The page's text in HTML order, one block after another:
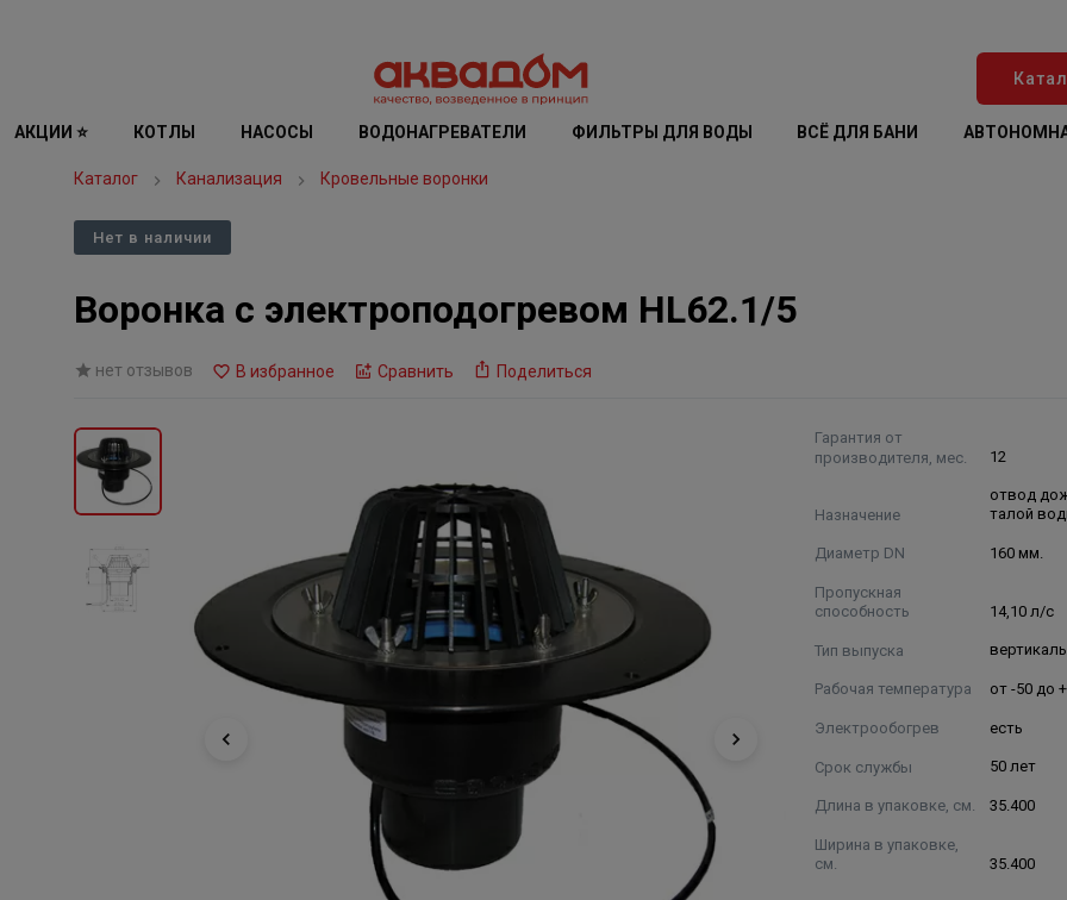
АКЦИИ ⭐ КОТЛЫ НАСОСЫ ВОДОНАГРЕВАТЕЛИ ФИЛЬТРЫ ДЛЯ ВОДЫ ВСЁ ДЛЯ БАНИ
Каталог Канализация Кровельные воронки
Нет в наличии
Воронка с электроподогревом HL62.1/5
нет отзывов В избранное Сравнить Поделиться
Гарантия от
производителя, мес.
12
Назначение
отвод
талой
Диаметр DN 160 мм.
Пропускная
способность
14,10 л/с
Тип выпуска
Рабочая температура от -50 до
Электрообогрев есть
Срок службы 50 лет
Длина в упаковке, см. 35.400
Ширина в упаковке,
см.
35.400